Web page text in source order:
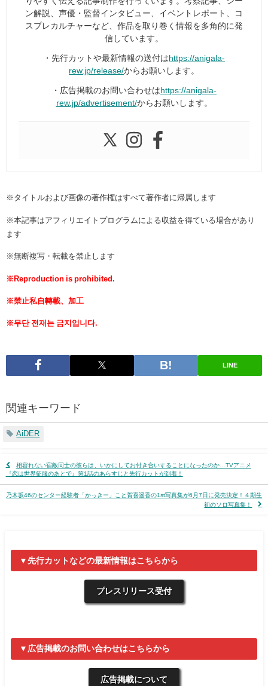
ン解説、声優・監督インタビュー、イベントレポート、コ
スプレカルチャーなど、作品を取り巻く情報を多角的に発
信しています。
・先行カットや最新情報の送付は https://anigala-
rew.jp/release/からお願いします。
・広告掲載のお問い合わせは https://anigala-
rew.jp/advertisement/からお願いします。
※タイトルおよび画像の著作権はすべて著作者に帰属します
※本記事はアフィリエイトプログラムによる収益を得ている場合があり
ます
※無断複写・転載を禁止します
※Reproduction is prohibited.
※禁止私自轉載、加工
※무단 전재는 금지입니다.
LINE
関連キーワード
AiDER
相容れない宿敵同士の彼らは、いかにしてお付き合いすることになったのか…TVアニメ
『恋は世界征服のあとで』第1話のあらすじと先行カットが到着！
乃木坂46のセンター経験者「かっきー」こと賀喜遥香の1st写真集が6月7日に発売決定！４期生
初のソロ写真集！
▼先行カットなどの最新情報はこちらから
プレスリリース受付
▼広告掲載のお問い合わせはこちらから
広告掲載について